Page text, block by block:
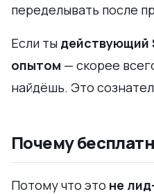
переделывать после
Если ты действующий
опытом — скорее
найдёшь. Это
Почему
Потому что это не